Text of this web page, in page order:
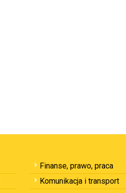
Finanse, prawo, praca
Komunikacja i transport